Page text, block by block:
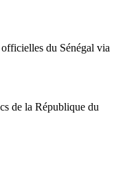
du Sénégal via
de la République du